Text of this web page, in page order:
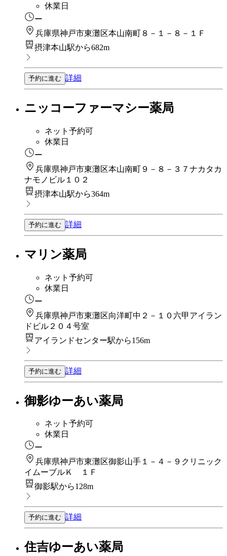
休業日
ー
兵庫県神戸市東灘区本山南町８－１－８－１Ｆ
摂津本山駅から682m
予約に進む 詳細
ニッコーファーマシー薬局
ネット予約可
休業日
ー
兵庫県神戸市東灘区本山南町９－８－３７ナカタカ
ナモノビル１０２
摂津本山駅から364m
予約に進む 詳細
マリン薬局
ネット予約可
休業日
ー
兵庫県神戸市東灘区向洋町中２－１０六甲アイラン
ドビル２０４号室
アイランドセンター駅から156m
予約に進む 詳細
御影ゆーあい薬局
ネット予約可
休業日
ー
兵庫県神戸市東灘区御影山手１－４－９クリニック
イムーブルＫ １Ｆ
御影駅から128m
予約に進む 詳細
住吉ゆーあい薬局